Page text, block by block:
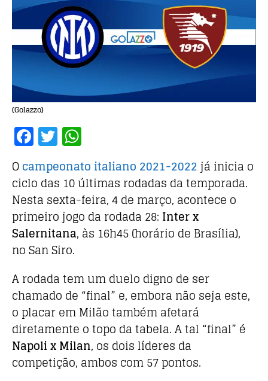
(Golazzo)
F
a
c
e
b
o
o
k
T
w
it
te
r
h
at
s
A
p
Ocampeonato italiano 2021-2022 já inicia o
ciclo das 10 últimas rodadas da temporada.
Nesta sexta-feira, 4 de março, acontece o
primeiro jogo da rodada 28: Inter x
Salernitana, às 16h45 (horário de Brasília),
no San Siro.
A rodada tem um duelo digno de ser
chamado de “final” e, embora não seja este,
o placar em Milão também afetará
diretamente o topo da tabela. A tal “final” é
Napoli x Milan, os dois líderes da
competição, ambos com 57 pontos.